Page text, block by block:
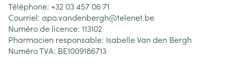
Téléphone: +32 03 457 06 71
Courriel: apo.vandenbergh@telenet.be
Numéro de licence: 113102
Pharmacien responsable: Isabelle Van den Bergh
Numéro TVA: BE1009186713